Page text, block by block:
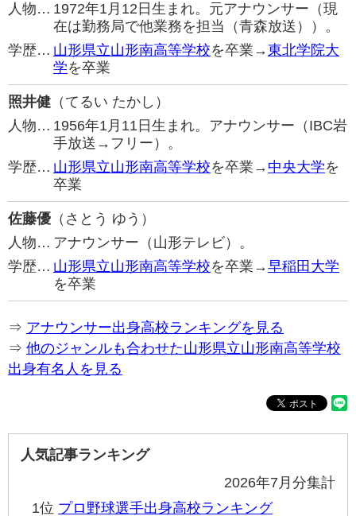
人物… 1972年1月12日生まれ。元アナウンサー（現
在は勤務局で他業務を担当（青森放送））。
学歴… 山形県立山形南高等学校を卒業→東北学院大
学を卒業
照井健 （てるい たかし）
人物… 1956年1月11日生まれ。アナウンサー（IBC岩
手放送→フリー）。
学歴… 山形県立山形南高等学校を卒業→ 中央大学を
卒業
佐藤優 （さとう ゆう）
人物… アナウンサー（山形テレビ）。
学歴… 山形県立山形南高等学校を卒業→早稲田大学
を卒業
⇒ アナウンサー出身高校ランキングを見る
⇒ 他のジャンルも合わせた山形県立山形南高等学校
出身有名人を見る
人気記事ランキング
2026年7月分集計
1位 プロ野球選手出身高校ランキング